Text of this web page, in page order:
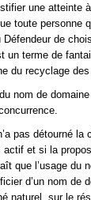
une atteinte
toute personne
de
un terme de
du recyclage
nom de
pas détourné
actif et si la
que l’usage
d’un nom de
naturel, sur le